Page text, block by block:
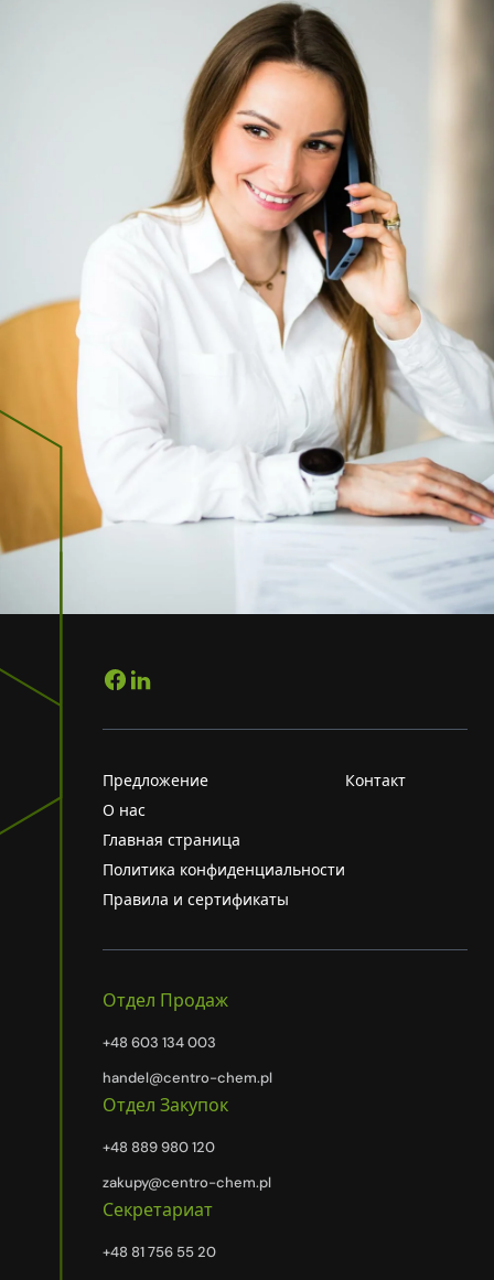
Предложение
О нас
Главная страница
Политика конфиденциальности
Правила и сертификаты
Контакт
Отдел Продаж
+48 603 134 003
handel@centro-chem.pl
Отдел Закупок
+48 889 980 120
zakupy@centro-chem.pl
Секретариат
+48 81 756 55 20